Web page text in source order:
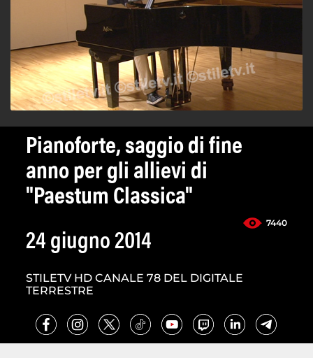
Pianoforte, saggio di fine
anno per gli allievi di
"Paestum Classica"
7440
24 giugno 2014
STILETV HD CANALE 78 DEL DIGITALE
TERRESTRE